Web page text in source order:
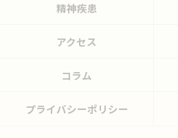
精神疾患
アクセス
コラム
プライバシーポリシー